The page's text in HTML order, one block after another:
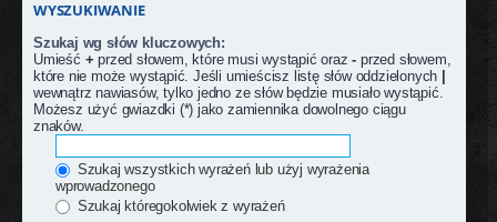
WYSZUKIWANIE
Szukaj wg słów kluczowych:
Umieść + przed słowem, które musi wystąpić oraz- przed słowem,
które nie może wystąpić. Jeśli umieścisz listę słów oddzielonych |
wewnątrz nawiasów, tylko jedno ze słów będzie musiało wystąpić.
Możesz użyć gwiazdki (*) jako zamiennika dowolnego ciągu
znaków.
Szukaj wszystkich wyrażeń lub użyj wyrażenia
wprowadzonego
Szukaj któregokolwiek z wyrażeń